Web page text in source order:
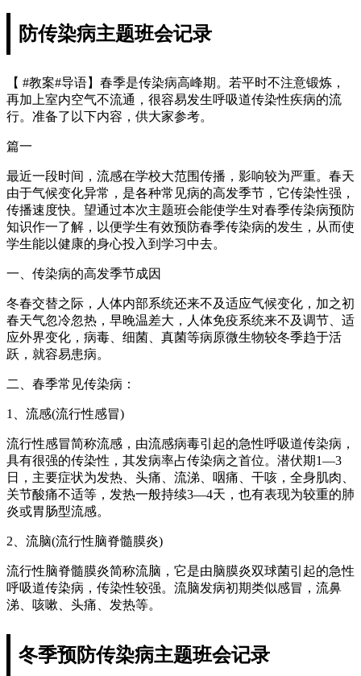
防传染病主题班会记录
【 #教案#导语】春季是传染病高峰期。若平时不注意锻炼，
再加上室内空气不流通，很容易发生呼吸道传染性疾病的流
行。准备了以下内容，供大家参考。
篇一
最近一段时间，流感在学校大范围传播，影响较为严重。春天
由于气候变化异常，是各种常见病的高发季节，它传染性强，
传播速度快。望通过本次主题班会能使学生对春季传染病预防
知识作一了解，以便学生有效预防春季传染病的发生，从而使
学生能以健康的身心投入到学习中去。
一、传染病的高发季节成因
冬春交替之际，人体内部系统还来不及适应气候变化，加之初
春天气忽冷忽热，早晚温差大，人体免疫系统来不及调节、适
应外界变化，病毒、细菌、真菌等病原微生物较冬季趋于活
跃，就容易患病。
二、春季常见传染病：
1、流感(流行性感冒)
流行性感冒简称流感，由流感病毒引起的急性呼吸道传染病，
具有很强的传染性，其发病率占传染病之首位。潜伏期1—3
日，主要症状为发热、头痛、流涕、咽痛、干咳，全身肌肉、
关节酸痛不适等，发热一般持续3—4天，也有表现为较重的肺
炎或胃肠型流感。
2、流脑(流行性脑脊髓膜炎)
流行性脑脊髓膜炎简称流脑，它是由脑膜炎双球菌引起的急性
呼吸道传染病，传染性较强。流脑发病初期类似感冒，流鼻
涕、咳嗽、头痛、发热等。
冬季预防传染病主题班会记录